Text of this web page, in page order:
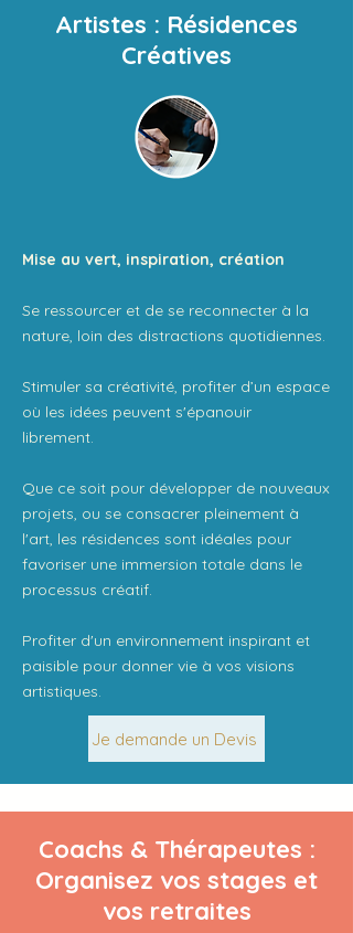
Artistes : Résidences
Créatives
Mise au vert, inspiration, création
Se ressourcer et de se reconnecter à la
nature, loin des distractions quotidiennes.
Stimuler sa créativité, profiter d’un espace
où les idées peuvent s'épanouir
librement.
Que ce soit pour développer de nouveaux
projets, ou se consacrer pleinement à
l'art, les résidences sont idéales pour
favoriser une immersion totale dans le
processus créatif.
Profiter d'un environnement inspirant et
paisible pour donner vie à vos visions
artistiques.
Je demande un Devis
Coachs & Thérapeutes :
Organisez vos stages et
vos retraites